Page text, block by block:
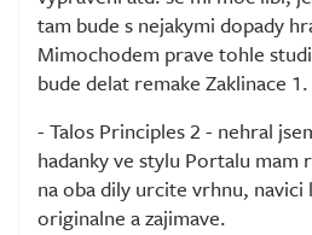
tam bude s nejakymi dopady
Mimochodem prave tohle
bude delat remake Zaklinace 1.
- Talos Principles 2 - nehral
hadanky ve stylu Portalu mam
na oba dily urcite vrhnu, navici
originalne a zajimave.